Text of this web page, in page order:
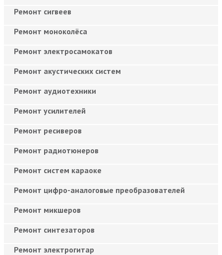
Ремонт сигвеев
Ремонт моноколёса
Ремонт электросамокатов
Ремонт акустических систем
Ремонт аудиотехники
Ремонт усилителей
Ремонт ресиверов
Ремонт радиотюнеров
Ремонт систем караоке
Ремонт цифро-аналоговые преобразователей
Ремонт микшеров
Ремонт синтезаторов
Ремонт электрогитар